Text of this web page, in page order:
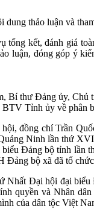
dung thảo luận và
tổng kết, đánh giá
luận, đóng góp ý
Bí thư Đảng ủy,
BTV Tỉnh ủy về phân
hội, đồng chí Trần
Ninh lần thứ XVI
Đảng bộ tỉnh lần
bộ xã đã tổ
Nhất Đại hội đại
quyền và Nhân
của dân tộc Việt